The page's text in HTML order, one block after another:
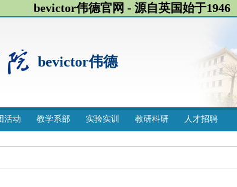
bevictor伟德官网 - 源自英国始于1946
bevictor伟德
活动 教学系部 实验实训 教研科研 人才招聘